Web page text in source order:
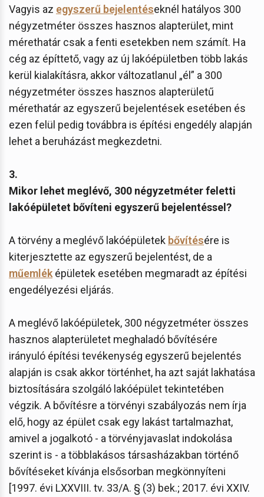
Vagyis az egyszerű bejelentéseknél hatályos 300
négyzetméter összes hasznos alapterület, mint
mérethatár csak a fenti esetekben nem számít. Ha
cég az építtető, vagy az új lakóépületben több lakás
kerül kialakításra, akkor változatlanul „él” a 300
négyzetméter összes hasznos alapterületű
mérethatár az egyszerű bejelentések esetében és
ezen felül pedig továbbra is építési engedély alapján
lehet a beruházást megkezdetni.
3.
Mikor lehet meglévő, 300 négyzetméter feletti
lakóépületet bővíteni egyszerű bejelentéssel?
A törvény a meglévő lakóépületek bővítésére is
kiterjesztette az egyszerű bejelentést, de a
műemlék épületek esetében megmaradt az építési
engedélyezési eljárás.
A meglévő lakóépületek, 300 négyzetméter összes
hasznos alapterületet meghaladó bővítésére
irányuló építési tevékenység egyszerű bejelentés
alapján is csak akkor történhet, ha azt saját lakhatása
biztosítására szolgáló lakóépület tekintetében
végzik. A bővítésre a törvényi szabályozás nem írja
elő, hogy az épület csak egy lakást tartalmazhat,
amivel a jogalkotó - a törvényjavaslat indokolása
szerint is - a többlakásos társasházakban történő
bővítéseket kívánja elsősorban megkönnyíteni
[1997. évi LXXVIII. tv. 33/A. § (3) bek.; 2017. évi XXIV.